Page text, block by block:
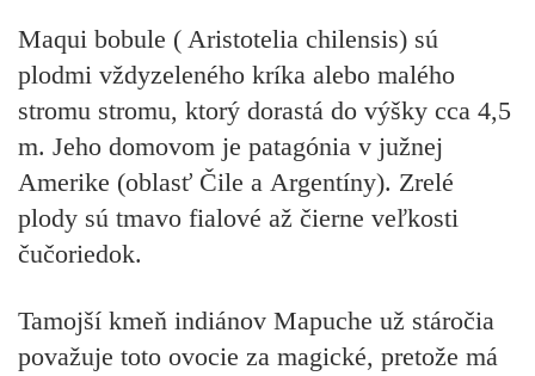
Maqui bobule ( Aristotelia chilensis) sú
plodmi vždyzeleného kríka alebo malého
stromu stromu, ktorý dorastá do výšky cca 4,5
m. Jeho domovom je patagónia v južnej
Amerike (oblasť Čile a Argentíny). Zrelé
plody sú tmavo fialové až čierne veľkosti
čučoriedok.
Tamojší kmeň indiánov Mapuche už stáročia
považuje toto ovocie za magické, pretože má